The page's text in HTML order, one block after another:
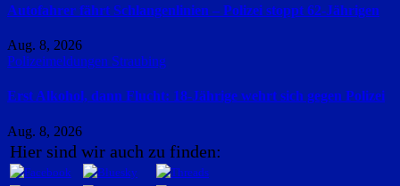
Autofahrer fährt Schlangenlinien – Polizei stoppt 62-Jährigen
Aug. 8, 2026
Polizeimeldungen Straubing
Erst Alkohol, dann Flucht: 18-Jährige wehrt sich gegen Polizei
Aug. 8, 2026
Hier sind wir auch zu finden: